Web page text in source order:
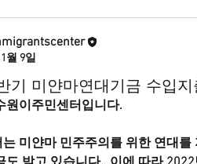
월 9일
기 미얀마연대기금 수입
원이주민센터입니다.
미얀마 민주주의를 위한 연대를